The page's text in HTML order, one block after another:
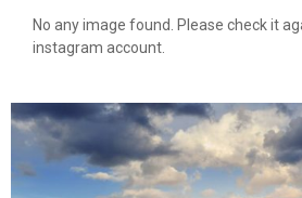
No any image found. Please check it
instagram account.